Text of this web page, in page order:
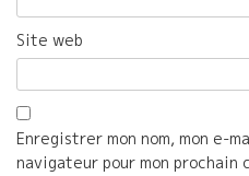
Site web
Enregistrer mon nom, mon e-
navigateur pour mon prochain